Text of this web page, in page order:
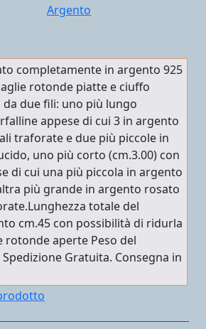
Argento
completamente in argento 925
rotonde piatte e ciuffo
due fili: uno più lungo
appese di cui 3 in argento
traforate e due più piccole in
uno più corto (cm.3.00) con
di cui una più piccola in argento
più grande in argento rosato
totale del
cm.45 con possibilità di ridurla
rotonde aperte Peso del
Gratuita. Consegna in